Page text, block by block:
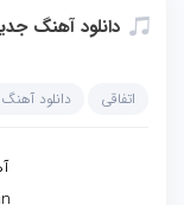
دانلود آهنگ
اتفاقی دانلود